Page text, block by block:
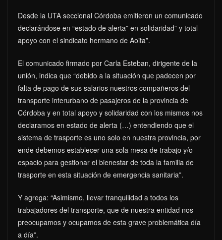
Desde la UTA seccional Córdoba emitieron un comunicado
declarándose en “estado de alerta” en solidaridad” y total
apoyo con el sindicato hermano de Aoita”.
El comunicado firmado por Carla Esteban, dirigente de la
unión, indica que “debido a la situación que padecen por
falta de pago de sus salarios nuestros compañeros del
transporte interurbano de pasajeros de la provincia de
Córdoba y en total apoyo y solidaridad con los mismos nos
declaramos en estado de alerta (…) entendiendo que el
sistema de trasporte es uno solo en nuestra provincia, por
ende debemos establecer una sola mesa de trabajo y/o
espacio para gestionar el bienestar de toda la familia de
trasporte en esta situación de emergencia sanitaria”.
Y agrega: “Asimismo, llevar tranquilidad a todos los
trabajadores del transporte, que de nuestra entidad nos
preocupamos y ocupamos de esta grave problemática día
a día”.